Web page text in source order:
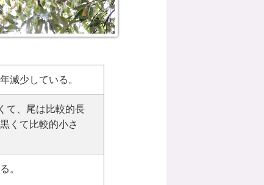
減少している。
て、尾は比較的長
くて比較的小さ
。